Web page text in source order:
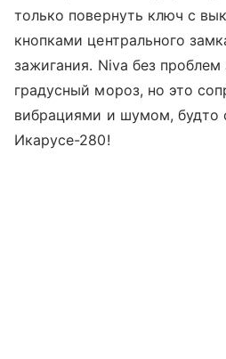
только повернуть ключ с
кнопками центрального
зажигания. Niva без
градусный мороз, но это
вибрациями и шумом, будто
Икарусе-280!